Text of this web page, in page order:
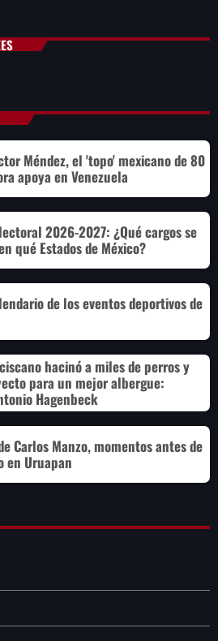
Méndez, el 'topo' mexicano de 80
apoya en Venezuela
2026-2027: ¿Qué cargos se
qué Estados de México?
de los eventos deportivos de
hacinó a miles de perros y
para un mejor albergue:
Hagenbeck
Carlos Manzo, momentos antes de
en Uruapan